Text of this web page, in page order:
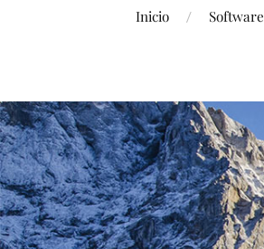
Inicio Software